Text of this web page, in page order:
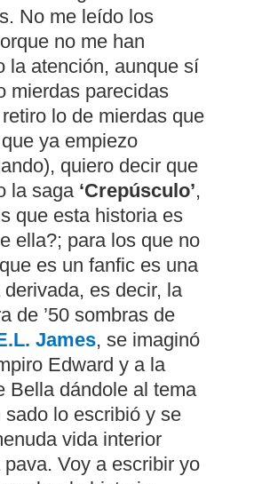
No me leído los
no me han
la atención, aunque sí
mierdas parecidas
lo de mierdas que
ya empiezo
quiero decir que
la saga ‘Crepúsculo’,
que esta historia es
ella?; para los que no
es un fanfic es una
derivada, es decir, la
de ’50 sombras de
James, se imaginó
Edward y a la
Bella dándole al tema
sado lo escribió y se
vida interior
Voy a escribir yo